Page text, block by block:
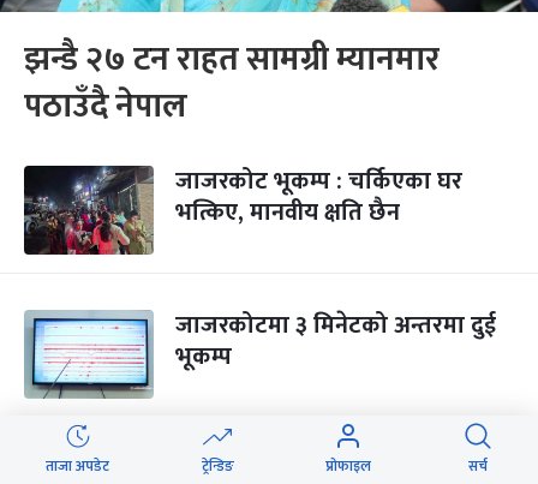
झन्डै २७ टन राहत सामग्री म्यानमार
पठाउँदै नेपाल
जाजरकोट भूकम्प : चर्किएका घर
भत्किए, मानवीय क्षति छैन
जाजरकोटमा ३ मिनेटको अन्तरमा दुई
भूकम्प
जाजरकोटमा ५.२ म्याग्निच्युडको भूकम्प
ताजा अपडेट ट्रेन्डिङ प्रोफाइल सर्च